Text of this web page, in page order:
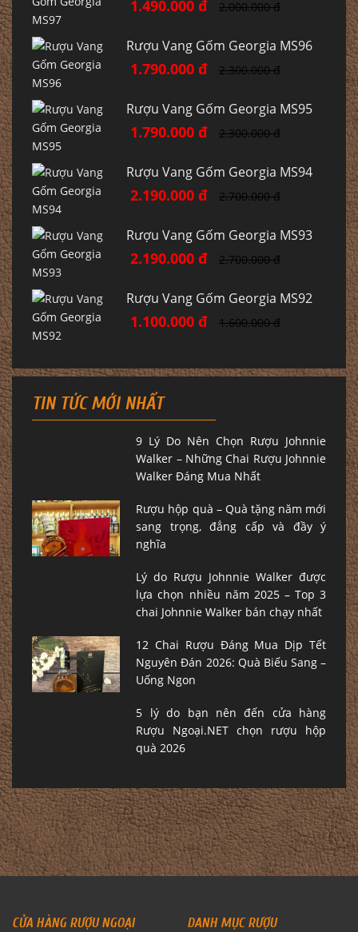
1.490.000 đ 2.000.000 đ
Rượu Vang Gốm Georgia MS96
1.790.000 đ 2.300.000 đ
Rượu Vang Gốm Georgia MS95
1.790.000 đ 2.300.000 đ
Rượu Vang Gốm Georgia MS94
2.190.000 đ 2.700.000 đ
Rượu Vang Gốm Georgia MS93
2.190.000 đ 2.700.000 đ
Rượu Vang Gốm Georgia MS92
1.100.000 đ 1.600.000 đ
TIN TỨC MỚI NHẤT
9 Lý Do Nên Chọn Rượu Johnnie
Walker – Những Chai Rượu Johnnie
Walker Đáng Mua Nhất
Rượu hộp quà – Quà tặng năm mới
sang trọng, đẳng cấp và đầy ý
nghĩa
Lý do Rượu Johnnie Walker được
lựa chọn nhiều năm 2025 – Top 3
chai Johnnie Walker bán chạy nhất
12 Chai Rượu Đáng Mua Dịp Tết
Nguyên Đán 2026: Quà Biếu Sang –
Uống Ngon
5 lý do bạn nên đến cửa hàng
Rượu Ngoại.NET chọn rượu hộp
quà 2026
CỬA HÀNG RƯỢU NGOẠI DANH MỤC RƯỢU